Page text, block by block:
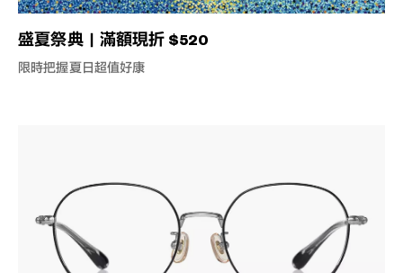
盛夏祭典｜滿額現折 $520
限時把握夏日超值好康